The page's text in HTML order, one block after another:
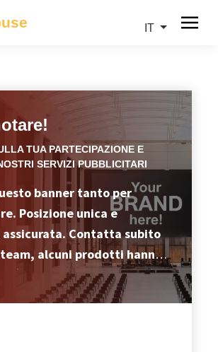
IT
TUA PARTECIPAZIONE E
SERVIZI PUBBLICITARI
banner tanto per
Posizione unica e
Contatta subito
alcuni prodotti hanno
limitata.